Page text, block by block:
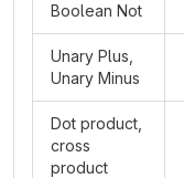
Boolean Not
Unary Plus,
Unary Minus
Dot product,
cross
product